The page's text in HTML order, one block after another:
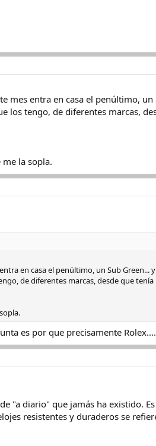
mes entra en casa el penúltimo,
tengo, de diferentes marcas,
la sopla.
en casa el penúltimo, un Sub Green...
de diferentes marcas, desde que
es por que precisamente Rolex....
"a diario" que jamás ha existido.
resistentes y duraderos se